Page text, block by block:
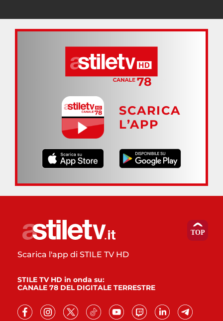
SCARICA
L’APP
Scarica l'app di STILE TV HD
STILE TV HD in onda su:
CANALE 78 DEL DIGITALE TERRESTRE